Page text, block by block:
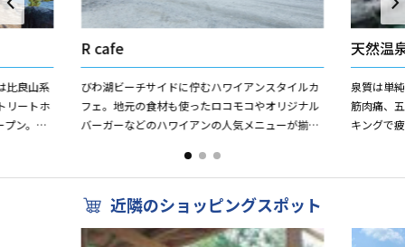
比良山系
リートホ
ン。本
R cafe
びわ湖ビーチサイドに佇むハワイアンスタイルカ
フェ。地元の食材も使ったロコモコやオリジナル
バーガーなどのハワイアンの人気メニューが揃っ
国のビーチサイドにいるか...
天然温
泉質は単
筋肉痛、
キングで
近隣のショッピングスポット